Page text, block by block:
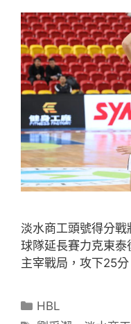
淡水商工頭號得分
球隊延長賽力克東
主宰戰局，攻下25
HBL